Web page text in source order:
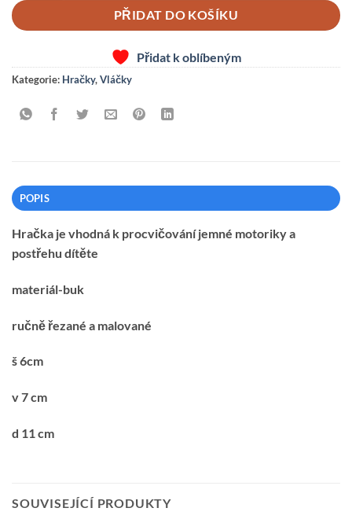
PŘIDAT DO KOŠÍKU
Přidat k oblíbeným
Kategorie: Hračky,Vláčky
POPIS
Hračka je vhodná k procvičování jemné motoriky a
postřehu dítěte
materiál-buk
ručně řezané a malované
š 6cm
v 7 cm
d 11 cm
SOUVISEJÍCÍ PRODUKTY